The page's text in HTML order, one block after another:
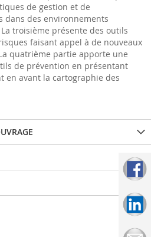
de gestion et de
dans des environnements
troisième présente des outils
faisant appel à de nouveaux
quatrième partie apporte une
de prévention en présentant
en avant la cartographie des